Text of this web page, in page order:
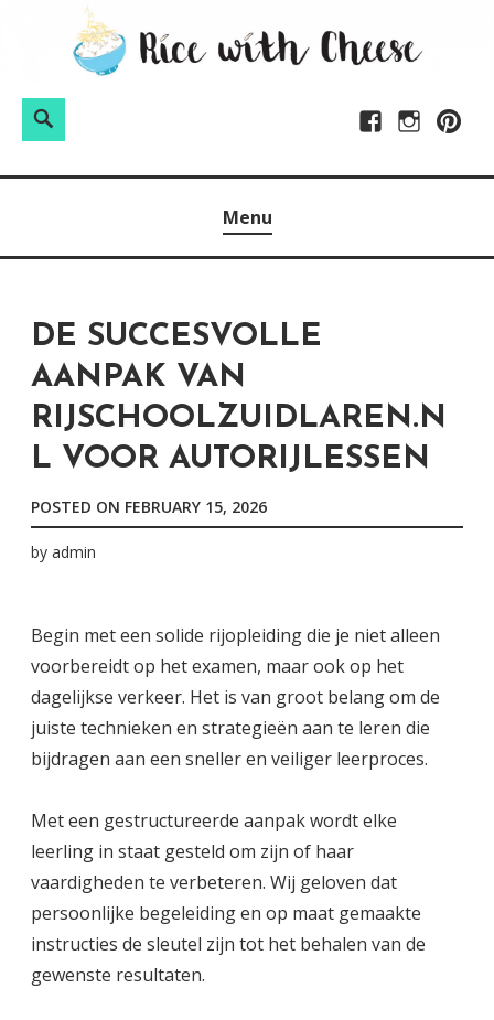
FacebookInstagram
Search
Menu
DE SUCCESVOLLE
AANPAK VAN
RIJSCHOOLZUIDLAREN.N
L VOOR AUTORIJLESSEN
POSTED ON FEBRUARY 15, 2026
by admin
Begin met een solide rijopleiding die je niet alleen
voorbereidt op het examen, maar ook op het
dagelijkse verkeer. Het is van groot belang om de
juiste technieken en strategieën aan te leren die
bijdragen aan een sneller en veiliger leerproces.
Met een gestructureerde aanpak wordt elke
leerling in staat gesteld om zijn of haar
vaardigheden te verbeteren. Wij geloven dat
persoonlijke begeleiding en op maat gemaakte
instructies de sleutel zijn tot het behalen van de
gewenste resultaten.